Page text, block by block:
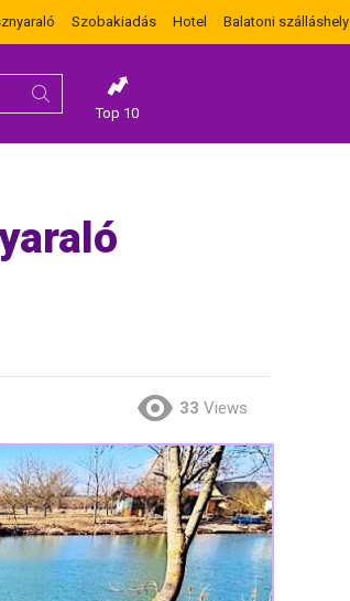
Szobakiadás Hotel Balatoni szálláshely
Top 10
33 Views